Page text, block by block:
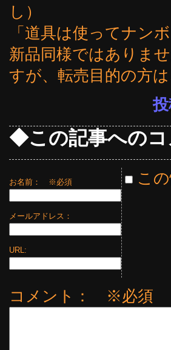
し）
「道具は使ってナン
新品同様ではありま
すが、転売目的の方
◆この記事へのコ
お名前： ※必須
メールアドレス：
URL:
こ
コメント： ※必須